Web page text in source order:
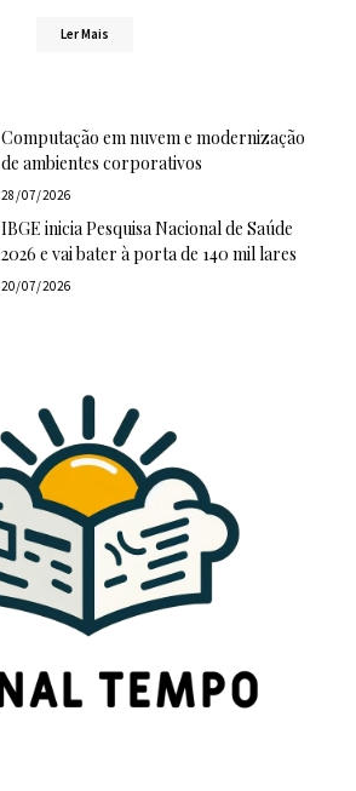
Ler Mais
Computação em nuvem e modernização
de ambientes corporativos
28/07/2026
IBGE inicia Pesquisa Nacional de Saúde
2026 e vai bater à porta de 140 mil lares
20/07/2026